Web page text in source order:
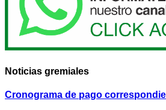
Noticias gremiales
Cronograma de pago